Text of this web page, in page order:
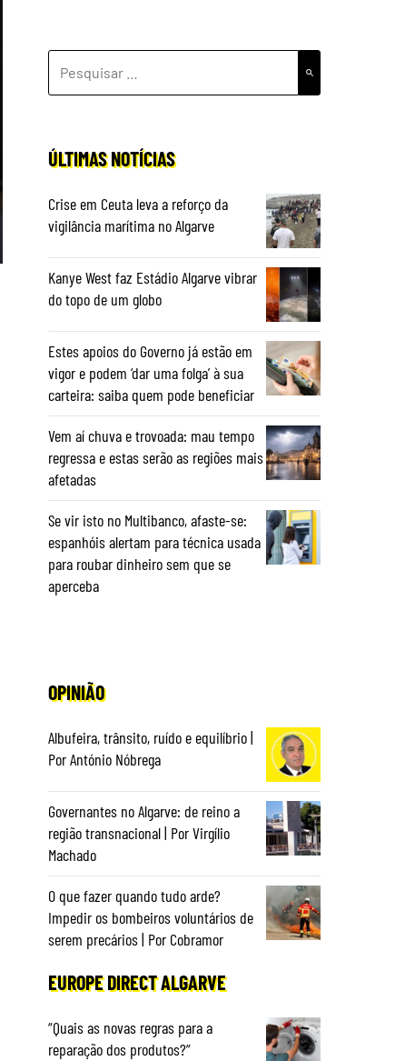
POR:
ÚLTIMAS NOTÍCIAS
Crise em Ceuta leva a reforço da
vigilância marítima no Algarve
Kanye West faz Estádio Algarve vibrar
do topo de um globo
Estes apoios do Governo já estão em
vigor e podem ‘dar uma folga’ à sua
carteira: saiba quem pode beneficiar
Vem aí chuva e trovoada: mau tempo
regressa e estas serão as regiões mais
afetadas
Se vir isto no Multibanco, afaste-se:
espanhóis alertam para técnica usada
para roubar dinheiro sem que se
aperceba
OPINIÃO
Albufeira, trânsito, ruído e equilíbrio |
Por António Nóbrega
Governantes no Algarve: de reino a
região transnacional | Por Virgílio
Machado
O que fazer quando tudo arde?
Impedir os bombeiros voluntários de
serem precários | Por Cobramor
EUROPE DIRECT ALGARVE
“Quais as novas regras para a
reparação dos produtos?”